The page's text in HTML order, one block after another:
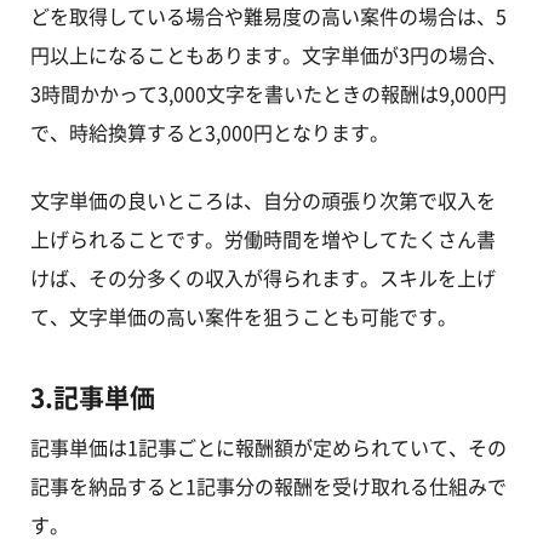
どを取得している場合や難易度の高い案件の場合は、5
円以上になることもあります。文字単価が3円の場合、
3時間かかって3,000文字を書いたときの報酬は9,000円
で、時給換算すると3,000円となります。
文字単価の良いところは、自分の頑張り次第で収入を
上げられることです。労働時間を増やしてたくさん書
けば、その分多くの収入が得られます。スキルを上げ
て、文字単価の高い案件を狙うことも可能です。
3.記事単価
記事単価は1記事ごとに報酬額が定められていて、その
記事を納品すると1記事分の報酬を受け取れる仕組みで
す。